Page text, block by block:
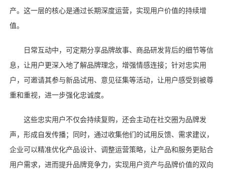
产。这一层的核心是通过长期深度运营，实现用户价值的持续增
值。
日常互动中，可定期分享品牌故事、商品研发背后的细节等信
息，让用户更深入地了解品牌理念，增强情感连接；针对忠实用
户，可邀请其参与新品试用、意见征集等活动，让用户感受到被尊
重和重视，进一步强化忠诚度。
这些忠实用户不仅会持续复购，还会主动在社交圈为品牌发
声，形成自发传播；同时，通过收集他们的试用反馈、需求建议，
企业可以精准优化产品设计、调整运营策略，让产品和服务更贴合
用户需求，进而提升品牌竞争力，实现用户资产与品牌价值的双向